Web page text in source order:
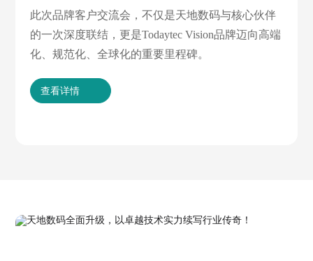
此次品牌客户交流会，不仅是天地数码与核心伙伴
的一次深度联结，更是Todaytec Vision品牌迈向高端
化、规范化、全球化的重要里程碑。
查看详情